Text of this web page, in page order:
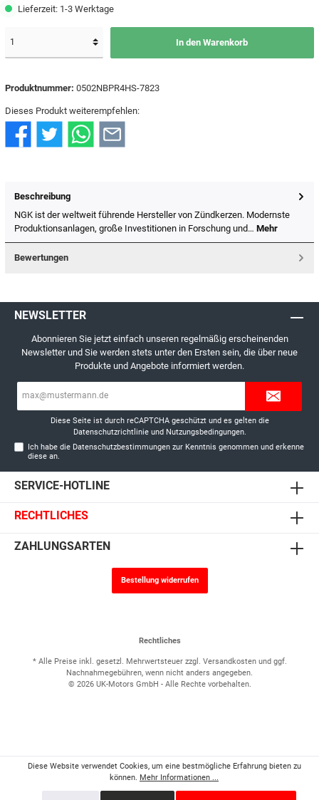
Lieferzeit: 1-3 Werktage
In den Warenkorb
Produktnummer: 0502NBPR4HS-7823
Dieses Produkt weiterempfehlen:
Beschreibung
NGK ist der weltweit führende Hersteller von Zündkerzen. Modernste
Produktionsanlagen, große Investitionen in Forschung und… Mehr
Bewertungen
NEWSLETTER
Abonnieren Sie jetzt einfach unseren regelmäßig erscheinenden
Newsletter und Sie werden stets unter den Ersten sein, die über neue
Produkte und Angebote informiert werden.
Diese Seite ist durch reCAPTCHA geschützt und es gelten die
Datenschutzrichtlinieund Nutzungsbedingungen.
Ich habe die Datenschutzbestimmungen zur Kenntnis genommen und erkenne
diese an.
SERVICE-HOTLINE
RECHTLICHES
ZAHLUNGSARTEN
Bestellung widerrufen
Rechtliches
* Alle Preise inkl. gesetzl. Mehrwertsteuer zzgl. Versandkostenund ggf.
Nachnahmegebühren, wenn nicht anders angegeben.
© 2026 UK-Motors GmbH - Alle Rechte vorbehalten.
Diese Website verwendet Cookies, um eine bestmögliche Erfahrung bieten zu
können. Mehr Informationen ...